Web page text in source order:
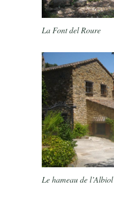
La Font del Roure
Le hameau de l’Albiol